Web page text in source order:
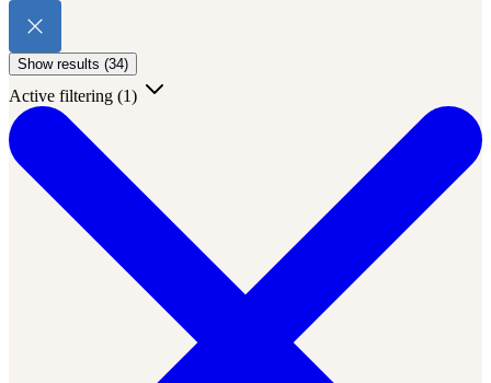
Show results (34)
Active filtering (1)